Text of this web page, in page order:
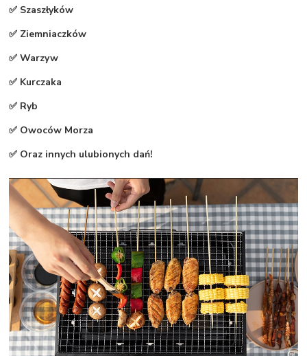
✅ Szaszłyków
✅ Ziemniaczków
✅ Warzyw
✅ Kurczaka
✅ Ryb
✅ Owoców Morza
✅ Oraz innych ulubionych dań!